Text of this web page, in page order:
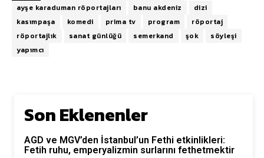
ayşe karaduman röportajları
banu akdeniz
dizi
kasımpaşa
komedi prima tv program
röportaj
röportajlık
sanat günlüğü semerkand şok
söyleşi
yapımcı
Son Eklenenler
AGD ve MGV’den İstanbul’un Fethi etkinlikleri:
Fetih ruhu, emperyalizmin surlarını fethetmektir